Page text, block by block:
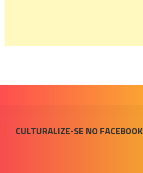
CULTURALIZE-SE NO FACEBOOK